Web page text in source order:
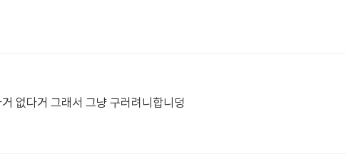
없다거 그래서 그냥 구러려니합니덩